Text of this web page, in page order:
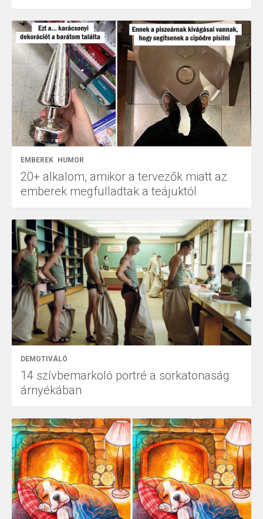
EMBEREK HUMOR
20+ alkalom, amikor a tervezők miatt az
emberek megfulladtak a teájuktól
DEMOTIVÁLÓ
14 szívbemarkoló portré a sorkatonaság
árnyékában